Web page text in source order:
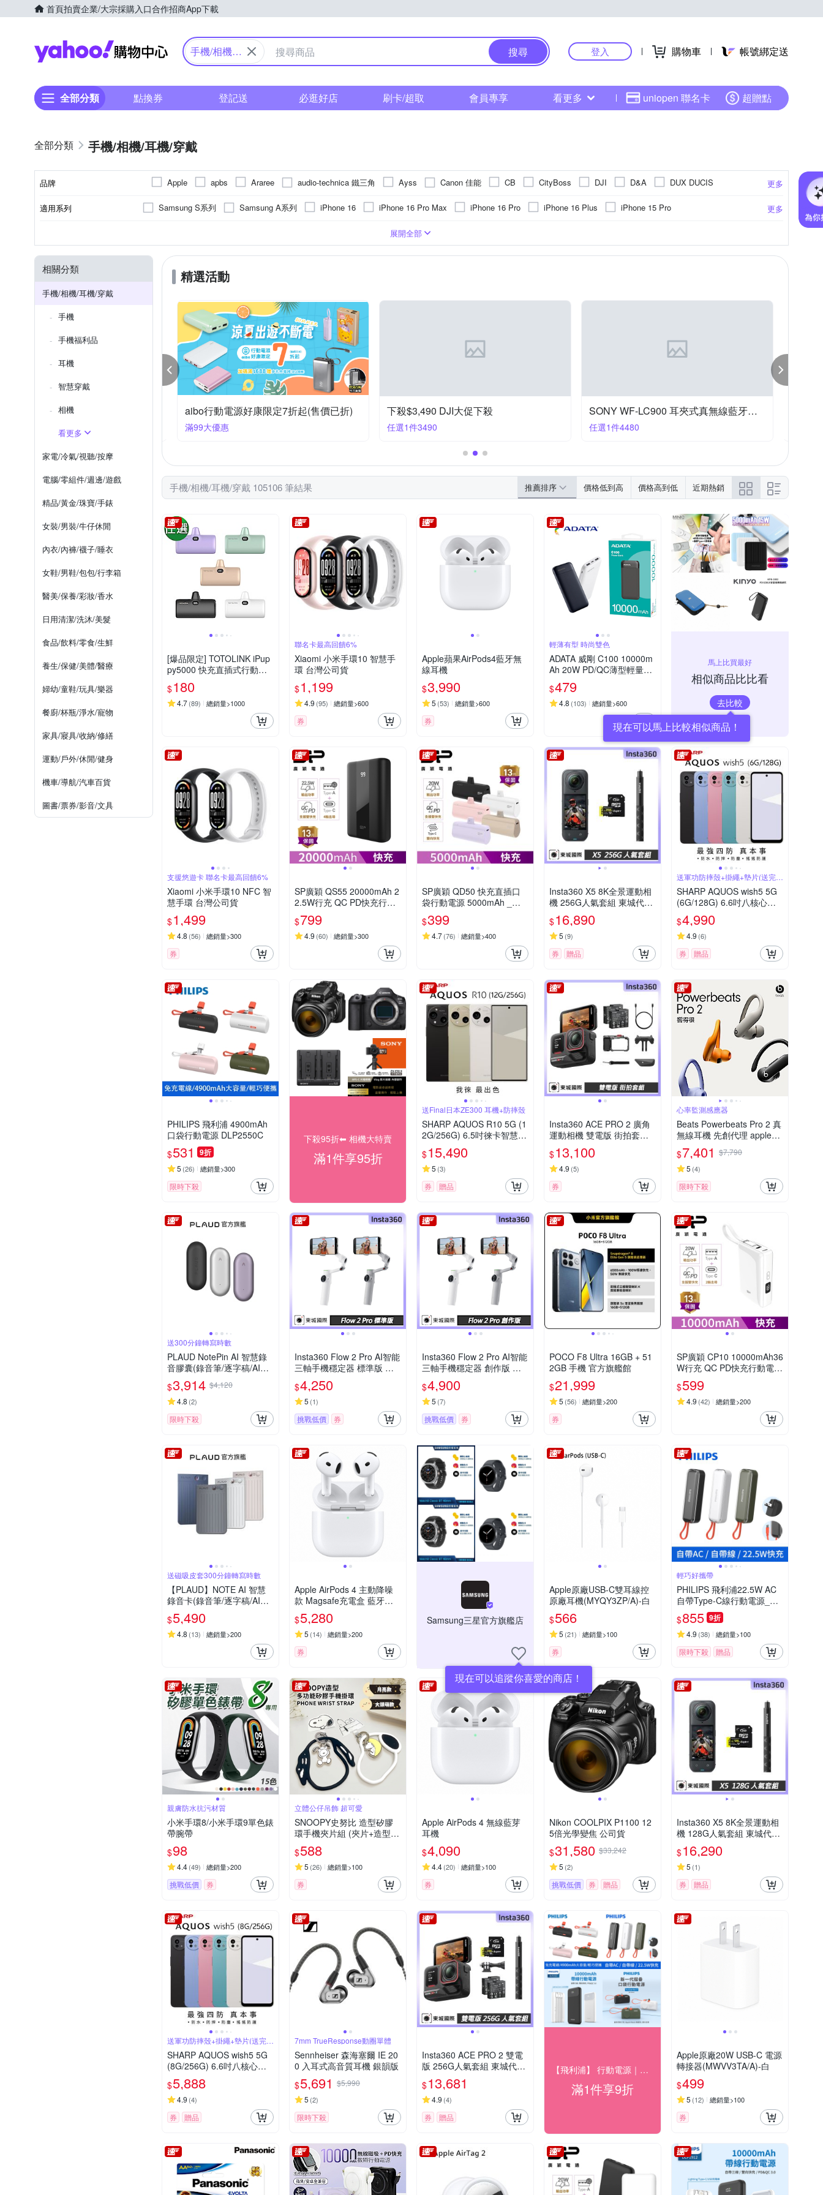
首頁拍賣企業/大宗採購入口合作招商App下載
Yahoo購物中心
手機/相機/
搜尋 登入 購物車 帳號綁定送
全部分類 點換券 登記送 必逛好店 刷卡/超取 會員專享 看更多 uniopen 聯名卡 超贈點
手機/相機/耳機/穿戴
品牌 更多
Apple apbs Araree audio-technica 鐵三角 Ayss Canon 佳能 CB CityBoss DJI D&A
DUX DUCIS
E-books
FUJIFILM 富士 GARMIN GCOMM Godox 神牛 GOR HANG HH 草本新淨界 hoda
Nikon 尼康
NILLKIN NISI o-one Panasonic 國際牌 PHILIPS 飛利浦 Q哥 RHINOSHIELD 犀牛盾
Rearth
thinkTANK 創意坦克
適用系列 更多
Samsung S系列 Samsung A系列 iPhone 16 iPhone 16 Pro Max iPhone 16 Pro iPhone 16 Plus
iPhone 15 Pro
iPhone14 Pro Max (6.7)
iPhone 13 Pro Max
iPhone 13 iPhone 13 Pro iPhone14 Pro (6.1) iPhone 12 紅米系列 vivo系列
iPhone 12 Pro Max
iPhone 12 Pro
SONY X系列
Xperia 1系列 iPhone 16e
OPPO Ａ系列
OPPO全系列 iPhone 11系列
鏡(亮)面
vivo Xiaomi 小米
貼鑽
背面保護貼 SIM轉接卡
大型腳架(110公分以上)展開全部
相關分類
手機/相機/耳機/穿戴
手機
手機福利品
耳機
智慧穿戴
相機
看更多
家電/冷氣/視聽/按摩
電腦/零組件/週邊/遊戲
精品/黃金/珠寶/手錶
女裝/男裝/牛仔休閒
內衣/內褲/襪子/睡衣
女鞋/男鞋/包包/行李箱
醫美/保養/彩妝/香水
日用清潔/洗沐/美髮
食品/飲料/零食/生鮮
養生/保健/美體/醫療
婦幼/童鞋/玩具/樂器
餐廚/杯瓶/淨水/寵物
家具/寢具/收納/修繕
運動/戶外/休閒/健身
機車/導航/汽車百貨
圖書/票券/影音/文具
精選活動
折⬅︎ 相機大特賣 aibo行動電源好康限定7折起(售價已折)
滿99大優惠
下殺$3,490 DJI大促下殺
任選1件3490
SONY WF-LC900 耳夾式真無線藍牙耳機
任選1件4480
手機/相機/耳機/穿戴 105106 筆結果 推薦排序 價格低到高 價格高到低 近期熱銷
[爆品限定] TOTOLINK iPup
py5000 快充直插式行動電
源( Lightning/Type-C )
$180
4.7(89) 總銷量>1000
聯名卡最高回饋6%
Xiaomi 小米手環10 智慧手
環 台灣公司貨
$1,199
4.9 (95) 總銷量>600
券
Apple蘋果AirPods4藍牙無
線耳機
$3,990
5 (53) 總銷量>600
券
輕薄有型 時尚雙色
ADATA 威剛 C100 10000m
Ah 20W PD/QC薄型輕量極
速快充行動電源_機身Wh標
示
$479
4.8 (103) 總銷量>600
馬上比買最好
相似商品比比看
去比較
現在可以馬上比較相似商品！
支援悠遊卡 聯名卡最高回饋6%
Xiaomi 小米手環10 NFC 智
慧手環 台灣公司貨
$1,499
4.8 (56) 總銷量>300
券
SP廣穎 QS55 20000mAh 2
2.5W行充 QC PD快充行動
電源
$799
4.9 (60) 總銷量>300
SP廣穎 QD50 快充直插口
袋行動電源 5000mAh _具W
h標示
$399
4.7(76) 總銷量>400
Insta360 X5 8K全景運動相
機 256G人氣套組 東城代理
公司貨
$16,890
5 (9)
券 贈品
送軍功防摔殼+掛繩+墊片(送完為
止)
SHARP AQUOS wish5 5G
(6G/128G) 6.6吋八核心智
慧型手機
$4,990
4.9 (6)
券 贈品
PHILIPS 飛利浦 4900mAh
口袋行動電源 DLP2550C
$531 9折
5 (26) 總銷量>300
限時下殺
下殺95折⬅︎ 相機大特賣
滿1件享95折
送Final日本ZE300 耳機+防摔殼
SHARP AQUOS R10 5G (1
2G/256G) 6.5吋徠卡智慧型
手機
$15,490
5 (3)
券 贈品
Insta360 ACE PRO 2 廣角
運動相機 雙電版 街拍套組
東城代理公司貨
$13,100
4.9 (5)
券
心率監測感應器
Beats Powerbeats Pro 2 真
無線耳機 先創代理 apple保
固
$7,401 $7,790
5 (4)
限時下殺
送300分鐘轉寫時數
PLAUD NotePin AI 智慧錄
音膠囊(錄音筆/逐字稿/AI會
議總結/可穿戴)
$3,914 $4,120
4.8 (2)
限時下殺
Insta360 Flow 2 Pro AI智能
三軸手機穩定器 標準版 東
城代理公司貨
$4,250
5 (1)
挑戰低價 券
Insta360 Flow 2 Pro AI智能
三軸手機穩定器 創作版 東
城代理公司貨
$4,900
5 (7)
挑戰低價 券
POCO F8 Ultra 16GB + 51
2GB 手機 官方旗艦館
$21,999
5 (56) 總銷量>200
券
SP廣穎 CP10 10000mAh36
W行充 QC PD快充行動電源
iPhone Android 黑/白/金/紫
$599
4.9 (42) 總銷量>200
送磁吸皮套300分鐘轉寫時數
【PLAUD】NOTE AI 智慧
錄音卡(錄音筆/逐字稿/AI會
議總結/電話錄音)
$5,490
4.8 (13) 總銷量>200
Apple AirPods 4 主動降噪
款 Magsafe充電盒 藍牙耳
機
$5,280
5 (14) 總銷量>200
券
Samsung三星官方旗艦店
現在可以追蹤你喜愛的商店！
Apple原廠USB-C雙耳線控
原廠耳機(MYQY3ZP/A)-白
$566
5 (21) 總銷量>100
券
輕巧好攜帶
PHILIPS 飛利浦22.5W AC
自帶Type-C線行動電源_具
Wh標示 DLP5201C
$855 9折
4.9 (38) 總銷量>100
限時下殺 贈品
親膚防水抗污材質
小米手環8/小米手環9單色錶
帶腕帶
$98
4.4(49) 總銷量>200
挑戰低價 券
立體公仔吊飾 超可愛
SNOOPY史努比 造型矽膠
環手機夾片組 (夾片+造型掛
飾)
$588
5 (26) 總銷量>100
券
Apple AirPods 4 無線藍芽
耳機
$4,090
4.4(20) 總銷量>100
券
Nikon COOLPIX P1100 12
5倍光學變焦 公司貨
$31,580 $33,242
5 (2)
挑戰低價 券 贈品
Insta360 X5 8K全景運動相
機 128G人氣套組 東城代理
公司貨
$16,290
5 (1)
券 贈品
送軍功防摔殼+掛繩+墊片(送完為
止)
SHARP AQUOS wish5 5G
(8G/256G) 6.6吋八核心智
慧型手機
$5,888
4.9 (4)
券 贈品
7mm TrueResponse動圈單體
Sennheiser 森海塞爾 IE 20
0 入耳式高音質耳機 銀韻版
$5,691 $5,990
5 (2)
限時下殺
Insta360 ACE PRO 2 雙電
版 256G人氣套組 東城代理
公司貨
$13,681
4.9 (4)
券 贈品
【飛利浦】 行動電源｜充電座 結帳9折優惠
滿1件享9折
Apple原廠20W USB-C 電源
轉接器(MWVV3TA/A)-白
$499
5 (12) 總銷量>100
券